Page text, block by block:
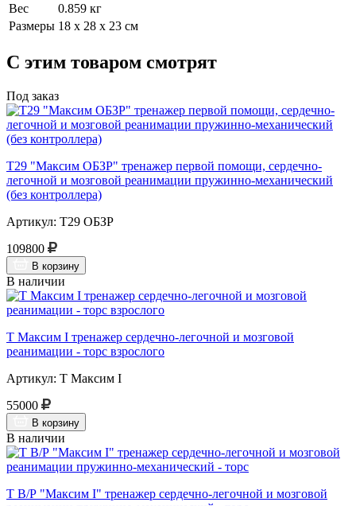
Вес
0.859 кг
Размеры 18 x 28 x 23 см
С этим товаром смотрят
Под заказ
Т29 "Максим ОБЗР" тренажер первой помощи, сердечно-
легочной и мозговой реанимации пружинно-механический
(без контроллера)
Артикул: Т29 ОБЗР
109800
В корзину
В наличии
Т Максим I тренажер сердечно-легочной и мозговой
реанимации - торс взрослого
Артикул: Т Максим I
55000
В корзину
В наличии
Т В/Р "Максим I" тренажер сердечно-легочной и мозговой